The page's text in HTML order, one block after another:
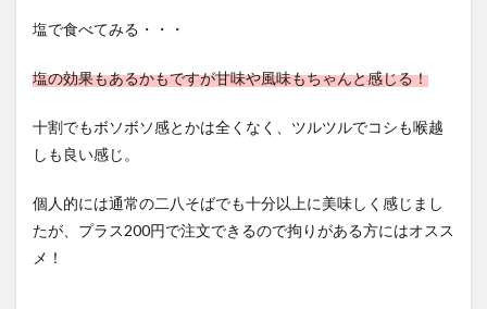
塩で食べてみる・・・
塩の効果もあるかもですが甘味や風味もちゃんと感じる！
十割でもボソボソ感とかは全くなく、ツルツルでコシも喉越
しも良い感じ。
個人的には通常の二八そばでも十分以上に美味しく感じまし
たが、プラス200円で注文できるので拘りがある方にはオスス
メ！